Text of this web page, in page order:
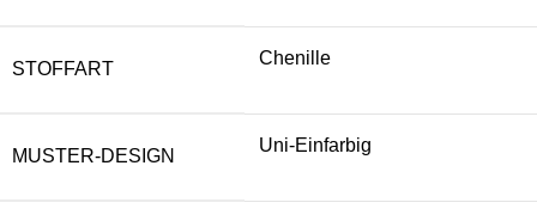
STOFFART
Chenille
MUSTER-DESIGN
Uni-Einfarbig